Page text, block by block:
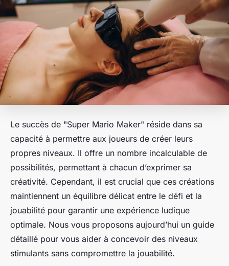
Le succès de "Super Mario Maker" réside dans sa
capacité à permettre aux joueurs de créer leurs
propres niveaux. Il offre un nombre incalculable de
possibilités, permettant à chacun d’exprimer sa
créativité. Cependant, il est crucial que ces créations
maintiennent un équilibre délicat entre le défi et la
jouabilité pour garantir une expérience ludique
optimale. Nous vous proposons aujourd’hui un guide
détaillé pour vous aider à concevoir des niveaux
stimulants sans compromettre la jouabilité.